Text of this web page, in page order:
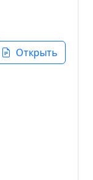
Открыть